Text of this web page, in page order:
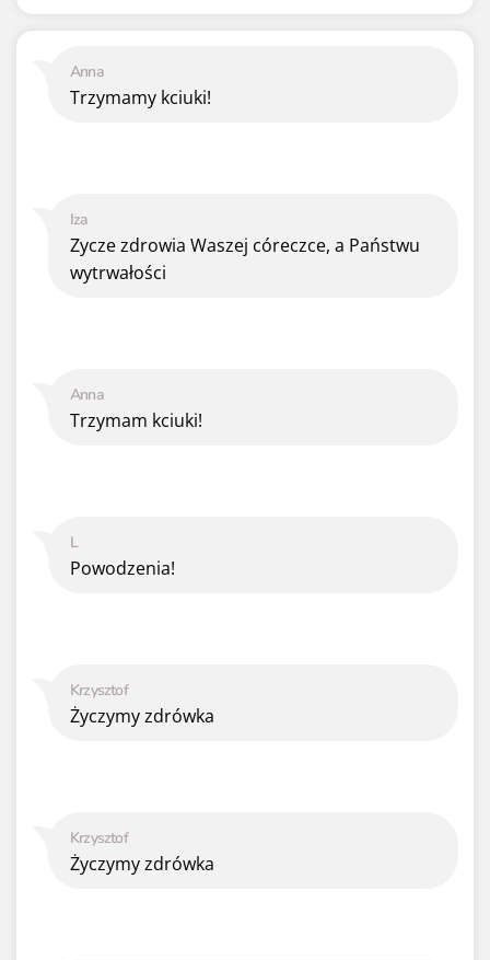
Krzysztof
Życzymy zdrówka
Krzysztof
Życzymy zdrówka
L
Powodzenia!
Anna
Trzymam kciuki!
Iza
Zycze zdrowia Waszej córeczce, a Państwu
wytrwałości
Anna
Trzymamy kciuki!